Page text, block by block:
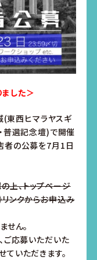
した＞
東西ヒマラヤスギ
普選記念壇)で開催
者の公募を7月1日
上、トップページ
ンクからお申込み
せん。
ご応募いただいた
いただきます。